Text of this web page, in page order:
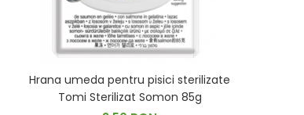
Hrana umeda pentru pisici sterilizate
Tomi Sterilizat Somon 85g